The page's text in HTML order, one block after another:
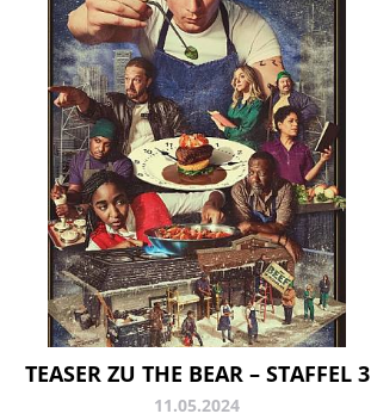
TEASER ZU THE BEAR – STAFFEL 3
11.05.2024